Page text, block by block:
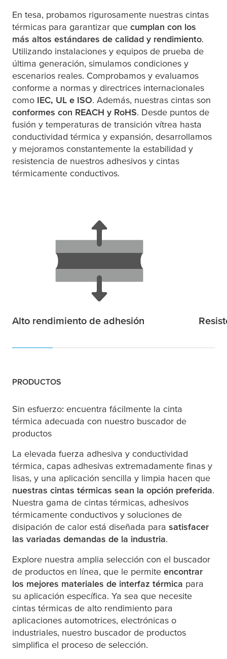
En tesa, probamos rigurosamente nuestras cintas
térmicas para garantizar que cumplan con los
más altos estándares de calidad y rendimiento.
Utilizando instalaciones y equipos de prueba de
última generación, simulamos condiciones y
escenarios reales. Comprobamos y evaluamos
conforme a normas y directrices internacionales
como IEC, UL e ISO. Además, nuestras cintas son
conformes con REACH y RoHS. Desde puntos de
fusión y temperaturas de transición vítrea hasta
conductividad térmica y expansión, desarrollamos
y mejoramos constantemente la estabilidad y
resistencia de nuestros adhesivos y cintas
térmicamente conductivos.
Alto rendimiento de adhesión
PRODUCTOS
Sin esfuerzo: encuentra fácilmente la cinta
térmica adecuada con nuestro buscador de
productos
La elevada fuerza adhesiva y conductividad
térmica, capas adhesivas extremadamente finas y
lisas, y una aplicación sencilla y limpia hacen que
nuestras cintas térmicas sean la opción preferida.
Nuestra gama de cintas térmicas, adhesivos
térmicamente conductivos y soluciones de
disipación de calor está diseñada para satisfacer
las variadas demandas de la industria.
Explore nuestra amplia selección con el buscador
de productos en línea, que le permite encontrar
los mejores materiales de interfaz térmica para
su aplicación específica. Ya sea que necesite
cintas térmicas de alto rendimiento para
aplicaciones automotrices, electrónicas o
industriales, nuestro buscador de productos
simplifica el proceso de selección.